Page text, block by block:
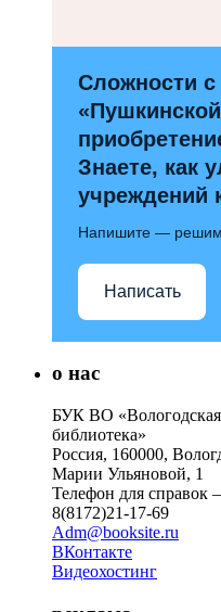
Сложности
Знаете, как
учреждений
Напишите —
Написать
о нас
БУК ВО «Вологодская
библиотека»
Россия, 160000,
Марии Ульяновой, 1
Телефон для справок –
8(8172)21-17-69
Adm@booksite.ru
ВКонтакте
Видеохостинг